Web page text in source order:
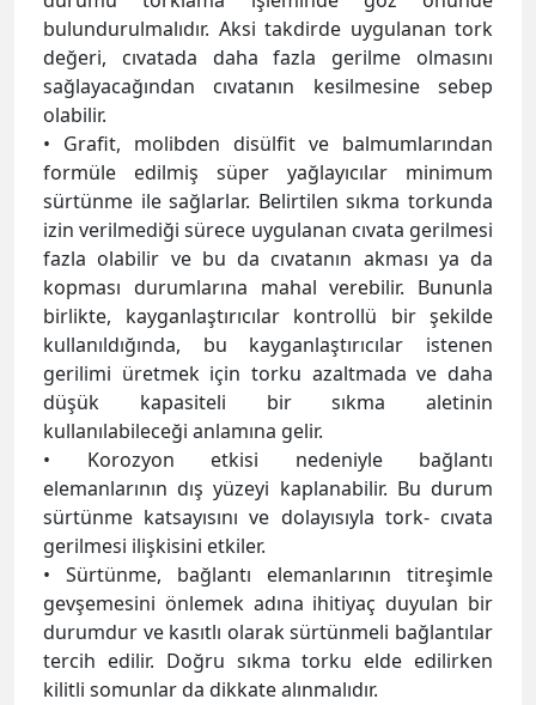
bulundurulmalıdır. Aksi takdirde uygulanan tork
değeri, cıvatada daha fazla gerilme olmasını
sağlayacağından cıvatanın kesilmesine sebep
olabilir.
• Grafit, molibden disülfit ve balmumlarından
formüle edilmiş süper yağlayıcılar minimum
sürtünme ile sağlarlar. Belirtilen sıkma torkunda
izin verilmediği sürece uygulanan cıvata gerilmesi
fazla olabilir ve bu da cıvatanın akması ya da
kopması durumlarına mahal verebilir. Bununla
birlikte, kayganlaştırıcılar kontrollü bir şekilde
kullanıldığında, bu kayganlaştırıcılar istenen
gerilimi üretmek için torku azaltmada ve daha
düşük kapasiteli bir sıkma aletinin
kullanılabileceği anlamına gelir.
• Korozyon etkisi nedeniyle bağlantı
elemanlarının dış yüzeyi kaplanabilir. Bu durum
sürtünme katsayısını ve dolayısıyla tork- cıvata
gerilmesi ilişkisini etkiler.
• Sürtünme, bağlantı elemanlarının titreşimle
gevşemesini önlemek adına ihitiyaç duyulan bir
durumdur ve kasıtlı olarak sürtünmeli bağlantılar
tercih edilir. Doğru sıkma torku elde edilirken
kilitli somunlar da dikkate alınmalıdır.